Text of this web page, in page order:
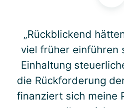
„Rückblickend
viel früher einführen
Einhaltung
die Rückforderung
finanziert sich meine